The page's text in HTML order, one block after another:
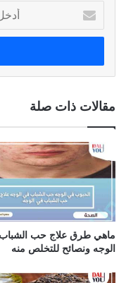
خ
ب
د
ك
إ
ت
و
ي
مقالات ذات صلة
ماهي طرق علاج حب
الوجه ونصائح للتخلص منه